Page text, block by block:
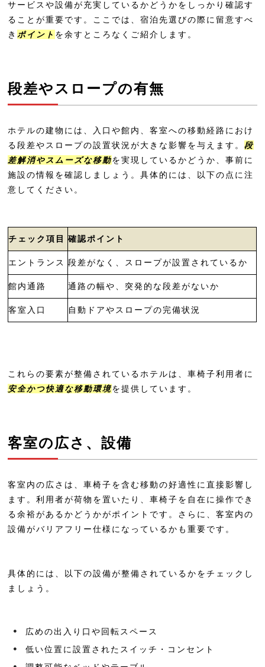
ホテルアベストグランデ京都清水
ホテル ザ セレスティン京都祇園
京都市下京区｜バリアフリー対応客室
Umekoji Potel KYOTO＜梅小路ポテ
ル京都＞
ホテルグランヴィア京都
ホテルマイステイズ京都四条
ダイワロイネットホテル 京都駅前 PRE
ダイワロイネットホテル 京都四条烏丸
天然温泉 蓮花の湯 御宿 野乃京都七条
ホテルグラッドワン京都七条 by M’s
東横INN京都五条烏丸
THE THOUSAND KYOTO＜ザ・サウ
ザンド京都＞
アゴーラ 京都烏丸
ホテルウィングインターナショナル京都
リッチモンドホテルプレミア京都駅前
ホテル・アンドルームス京都七条
サービスや設備が充実しているかどうかをしっかり確認す
ることが重要です。ここでは、宿泊先選びの際に留意すべ
き ポイント を余すところなくご紹介します。
段差やスロープの有無
ホテルの建物には、入口や館内、客室への移動経路におけ
る段差やスロープの設置状況が大きな影響を与えます。段
差解消やスムーズな移動を実現しているかどうか、事前に
施設の情報を確認しましょう。具体的には、以下の点に注
意してください。
チェック項目 確認ポイント
エントランス 段差がなく、スロープが設置されているか
館内通路 通路の幅や、突発的な段差がないか
客室入口 自動ドアやスロープの完備状況
これらの要素が整備されているホテルは、車椅子利用者に
安全かつ快適な移動環境を提供しています。
客室の広さ、設備
客室内の広さは、車椅子を含む移動の好適性に直接影響し
ます。利用者が荷物を置いたり、車椅子を自在に操作でき
る余裕があるかどうかがポイントです。さらに、客室内の
設備がバリアフリー仕様になっているかも重要です。
具体的には、以下の設備が整備されているかをチェックし
ましょう。
広めの出入り口や回転スペース
低い位置に設置されたスイッチ・コンセント